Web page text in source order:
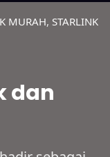
MURAH, STARLINK
dan